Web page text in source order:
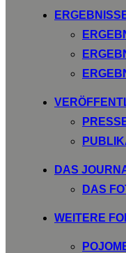
DAS
DAS
WEITERE